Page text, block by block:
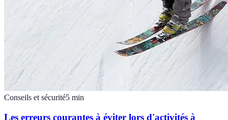
Conseils et sécurité5 min
Les erreurs courantes à éviter lors d'activités à